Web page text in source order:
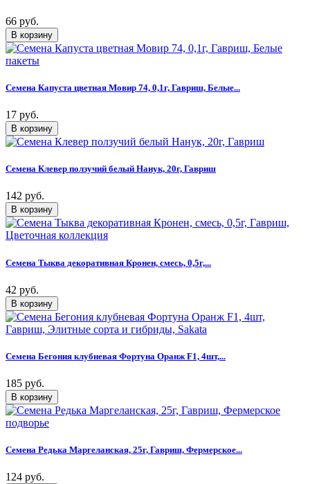
66 руб.
Семена Капуста цветная Мовир 74, 0,1г, Гавриш, Белые...
17 руб.
Семена Клевер ползучий белый Нанук, 20г, Гавриш
142 руб.
Семена Тыква декоративная Кронен, смесь, 0,5г,...
42 руб.
Семена Бегония клубневая Фортуна Оранж F1, 4шт,...
185 руб.
Семена Редька Маргеланская, 25г, Гавриш, Фермерское...
124 руб.